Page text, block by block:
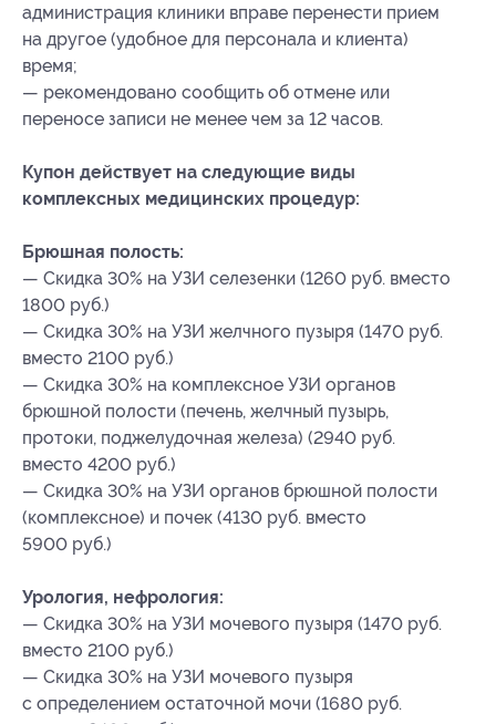
администрация клиники вправе перенести прием
на другое (удобное для персонала и клиента)
время;
— рекомендовано сообщить об отмене или
переносе записи не менее чем за 12 часов.
Купон действует на следующие виды
комплексных медицинских процедур:
Брюшная полость:
— Скидка 30% на УЗИ селезенки (1260 руб. вместо
1800 руб.)
— Скидка 30% на УЗИ желчного пузыря (1470 руб.
вместо 2100 руб.)
— Скидка 30% на комплексное УЗИ органов
брюшной полости (печень, желчный пузырь,
протоки, поджелудочная железа) (2940 руб.
вместо 4200 руб.)
— Скидка 30% на УЗИ органов брюшной полости
(комплексное) и почек (4130 руб. вместо
5900 руб.)
Урология, нефрология:
— Скидка 30% на УЗИ мочевого пузыря (1470 руб.
вместо 2100 руб.)
— Скидка 30% на УЗИ мочевого пузыря
с определением остаточной мочи (1680 руб.